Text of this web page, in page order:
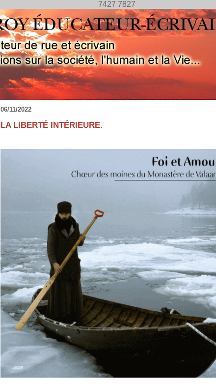
7427 7827
06/11/2022
LA LIBERTÉ INTÉRIEURE.